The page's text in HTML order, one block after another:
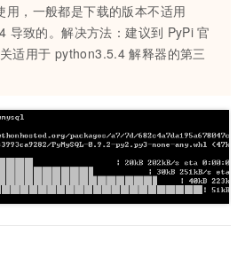
用，一般都是下载的版本不适用
导致的。解决方法：建议到 PyPi 官
适用于 python3.5.4 解释器的第三